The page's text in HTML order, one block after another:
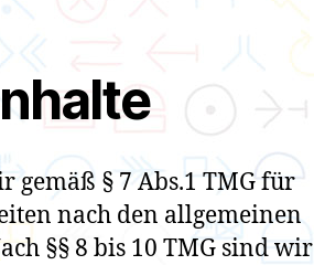
gemäß § 7 Abs.1 TMG für
nach den allgemeinen
§§ 8 bis 10 TMG sind wir